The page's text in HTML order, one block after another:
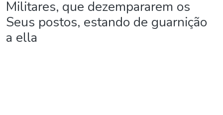
Militares, que dezempararem os
Seus postos, estando de guarnição
a ella